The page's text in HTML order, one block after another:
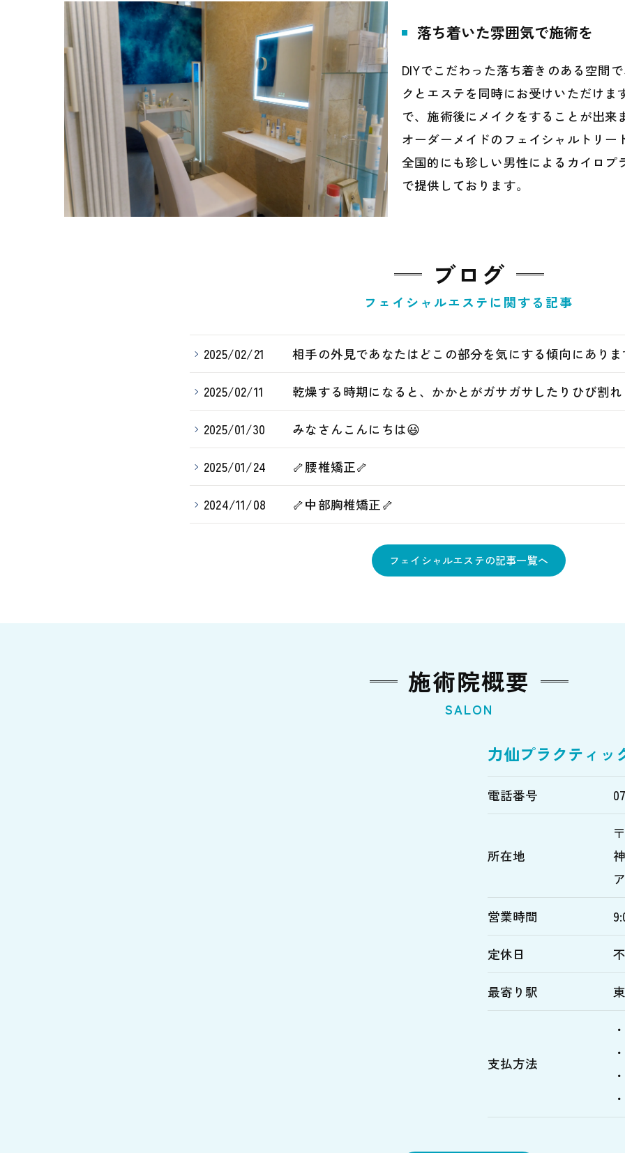
落ち着いた雰囲気で施術を
DIYでこだわった落ち着きのある空間
クとエステを同時にお受けいただけ
で、施術後にメイクをすることが出
オーダーメイドのフェイシャルトリ
全国的にも珍しい男性によるカイロ
で提供しております。
ブログ
フェイシャルエステに関する記事
2025/02/21 相手の外見であなたはどこの部分を気にする傾向にあり
2025/02/11 乾燥する時期になると、かかとがガサガサしたりひび割
2025/01/30 みなさんこんにちは😃
2025/01/24 🦴腰椎矯正🦴
2024/11/08 🦴中部胸椎矯正🦴
フェイシャルエステの記事一覧へ
施術院概要
SALON
力仙プラクティッ
電話番号
所在地
営業時間
定休日
最寄り駅
支払方法